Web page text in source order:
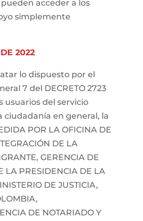
acceder a los
simplemente
2022
lo dispuesto por el
7 del DECRETO 2723
usuarios del servicio
ciudadanía en general, la
POR LA OFICINA DE
DE LA
GERENCIA DE
LA PRESIDENCIA DE LA
DE JUSTICIA,
DE NOTARIADO Y